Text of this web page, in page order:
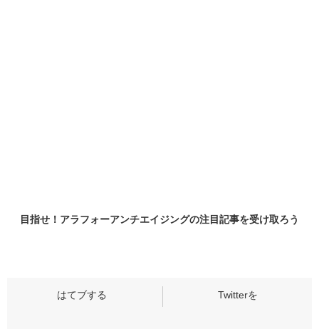
目指せ！アラフォーアンチエイジングの注目記事を受け取ろう